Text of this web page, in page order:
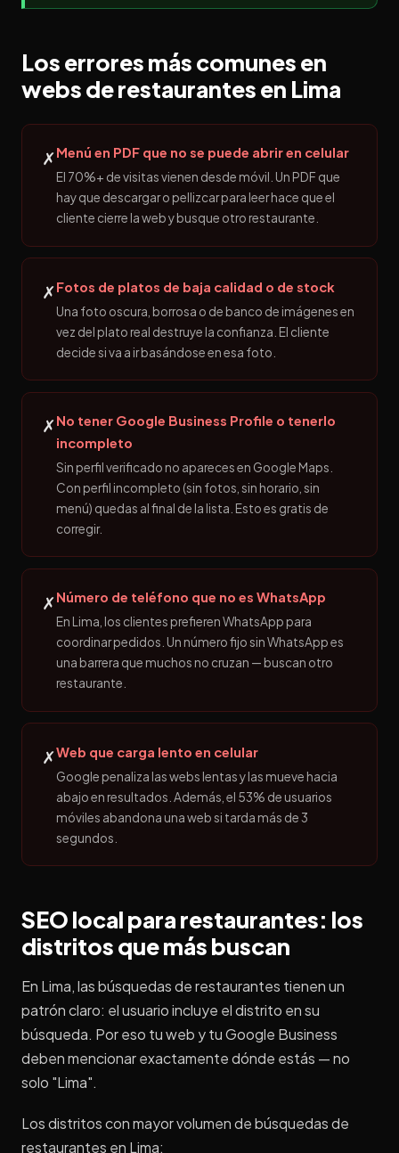
Los errores más comunes en
webs de restaurantes en Lima
✗Menú en PDF que no se puede abrir en celular
El 70%+ de visitas vienen desde móvil. Un PDF que
hay que descargar o pellizcar para leer hace que el
cliente cierre la web y busque otro restaurante.
✗Fotos de platos de baja calidad o de stock
Una foto oscura, borrosa o de banco de imágenes en
vez del plato real destruye la confianza. El cliente
decide si va a ir basándose en esa foto.
✗No tener Google Business Profile o tenerlo
incompleto
Sin perfil verificado no apareces en Google Maps.
Con perfil incompleto (sin fotos, sin horario, sin
menú) quedas al final de la lista. Esto es gratis de
corregir.
✗Número de teléfono que no es WhatsApp
En Lima, los clientes prefieren WhatsApp para
coordinar pedidos. Un número fijo sin WhatsApp es
una barrera que muchos no cruzan — buscan otro
restaurante.
✗Web que carga lento en celular
Google penaliza las webs lentas y las mueve hacia
abajo en resultados. Además, el 53% de usuarios
móviles abandona una web si tarda más de 3
segundos.
SEO local para restaurantes: los
distritos que más buscan
En Lima, las búsquedas de restaurantes tienen un
patrón claro: el usuario incluye el distrito en su
búsqueda. Por eso tu web y tu Google Business
deben mencionar exactamente dónde estás — no
solo "Lima".
Los distritos con mayor volumen de búsquedas de
restaurantes en Lima: